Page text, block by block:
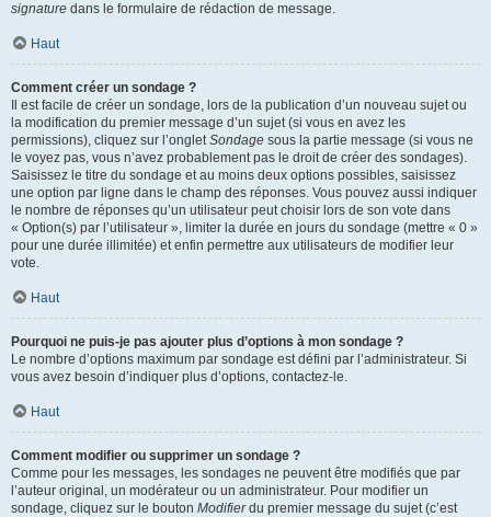
signature dans le formulaire de rédaction de message.
Haut
Comment créer un sondage ?
Il est facile de créer un sondage, lors de la publication d’un nouveau sujet ou
la modification du premier message d’un sujet (si vous en avez les
permissions), cliquez sur l’ongletSondage sous la partie message (si vous ne
le voyez pas, vous n’avez probablement pas le droit de créer des sondages).
Saisissez le titre du sondage et au moins deux options possibles, saisissez
une option par ligne dans le champ des réponses. Vous pouvez aussi indiquer
le nombre de réponses qu’un utilisateur peut choisir lors de son vote dans
« Option(s) par l’utilisateur », limiter la durée en jours du sondage (mettre « 0 »
pour une durée illimitée) et enfin permettre aux utilisateurs de modifier leur
vote.
Haut
Pourquoi ne puis-je pas ajouter plus d’options à mon sondage ?
Le nombre d’options maximum par sondage est défini par l’administrateur. Si
vous avez besoin d’indiquer plus d’options, contactez-le.
Haut
Comment modifier ou supprimer un sondage ?
Comme pour les messages, les sondages ne peuvent être modifiés que par
l’auteur original, un modérateur ou un administrateur. Pour modifier un
sondage, cliquez sur le bouton Modifierdu premier message du sujet (c’est